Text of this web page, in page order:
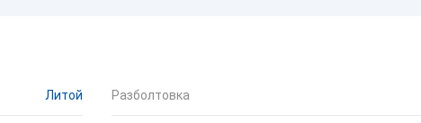
Литой Разболтовка